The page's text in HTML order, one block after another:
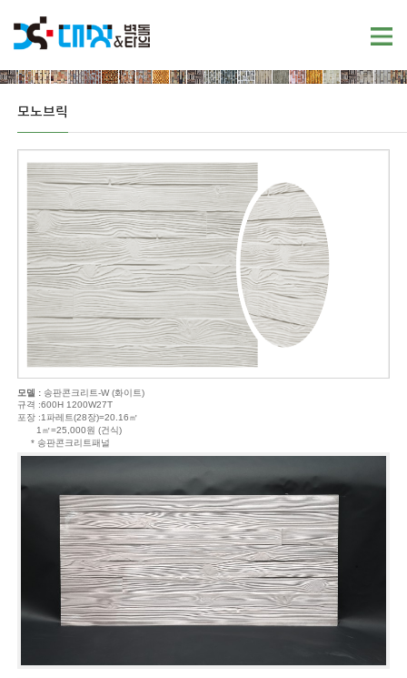
모노브릭
모델 : 송판콘크리트-W (화이트)
규격 :600H 1200W27T
포장 :1파레트(28장)=20.16㎡
1㎡=25,000원 (건식)
* 송판콘크리트패널